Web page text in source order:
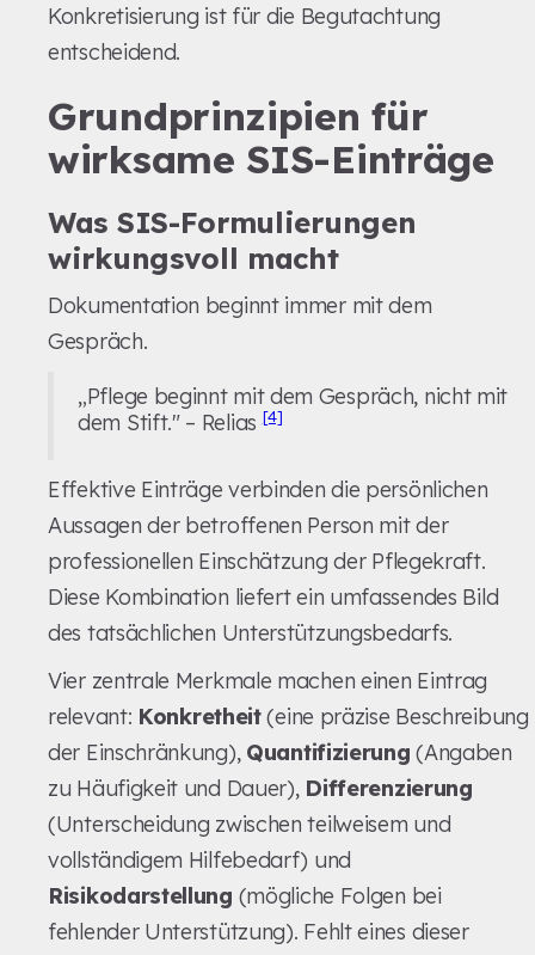
Konkretisierung ist für die Begutachtung
entscheidend.
Grundprinzipien für
wirksame SIS-Einträge
Was SIS-Formulierungen
wirkungsvoll macht
Dokumentation beginnt immer mit dem
Gespräch.
„Pflege beginnt mit dem Gespräch, nicht mit
dem Stift." – Relias[4]
Effektive Einträge verbinden die persönlichen
Aussagen der betroffenen Person mit der
professionellen Einschätzung der Pflegekraft.
Diese Kombination liefert ein umfassendes Bild
des tatsächlichen Unterstützungsbedarfs.
Vier zentrale Merkmale machen einen Eintrag
relevant: Konkretheit(eine präzise Beschreibung
der Einschränkung), Quantifizierung (Angaben
zu Häufigkeit und Dauer), Differenzierung
(Unterscheidung zwischen teilweisem und
vollständigem Hilfebedarf) und
Risikodarstellung (mögliche Folgen bei
fehlender Unterstützung). Fehlt eines dieser